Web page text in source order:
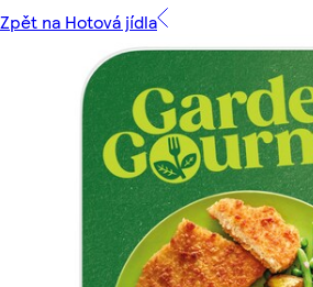
Zpět na Hotová jídla